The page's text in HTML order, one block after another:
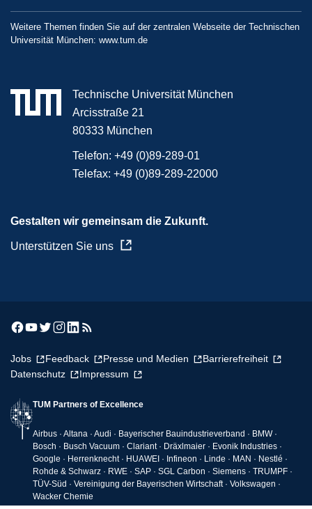
Weitere Themen finden Sie auf der zentralen Webseite der Technischen
Universität München: www.tum.de
Technische Universität München
Arcisstraße 21
80333 München
Telefon: +49 (0)89-289-01
Telefax: +49 (0)89-289-22000
Gestalten wir gemeinsam die Zukunft.
Unterstützen Sie uns
Jobs Feedback Presse und Medien
Barrierefreiheit
Datenschutz
Impressum
TUM Partners of Excellence
Airbus · Altana · Audi · Bayerischer Bauindustrieverband · BMW ·
Bosch · Busch Vacuum · Clariant · Dräxlmaier · Evonik Industries ·
Google · Herrenknecht · HUAWEI · Infineon · Linde · MAN · Nestlé ·
Rohde & Schwarz · RWE · SAP · SGL Carbon · Siemens · TRUMPF ·
TÜV-Süd · Vereinigung der Bayerischen Wirtschaft · Volkswagen ·
Wacker Chemie